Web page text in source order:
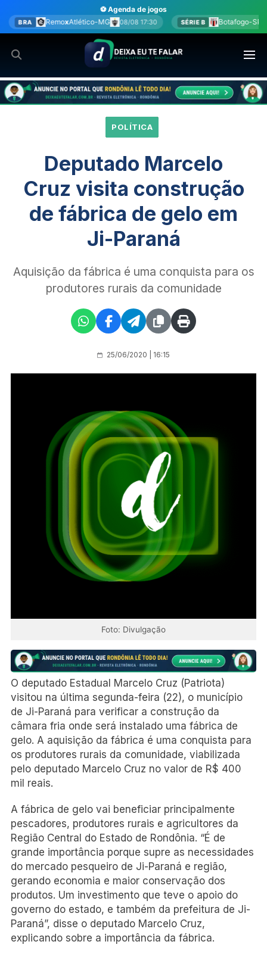
para
o
conteúdo
⚽ Agenda de jogos
MG
08/08 17:30 SÉRIE B Botafogo-SP xAmérica-MG 08/08
POLÍTICA
Deputado Marcelo
Cruz visita construção
de fábrica de gelo em
Ji-Paraná
Aquisição da fábrica é uma conquista para os
produtores rurais da comunidade
25/06/2020 | 16:15
Foto: Divulgação
O deputado Estadual Marcelo Cruz (Patriota)
visitou na última segunda-feira (22), o município
de Ji-Paraná para verificar a construção da
câmara fria onde será instalado uma fábrica de
gelo. A aquisição da fábrica é uma conquista para
os produtores rurais da comunidade, viabilizada
pelo deputado Marcelo Cruz no valor de R$ 400
mil reais.
A fábrica de gelo vai beneficiar principalmente
pescadores, produtores rurais e agricultores da
Região Central do Estado de Rondônia. “É de
grande importância porque supre as necessidades
do mercado pesqueiro de Ji-Paraná e região,
gerando economia e maior conservação dos
produtos. Um investimento que teve o apoio do
governo do estado, e também da prefeitura de Ji-
Paraná”, disse o deputado Marcelo Cruz,
explicando sobre a importância da fábrica.